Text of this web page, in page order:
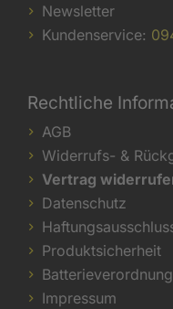
Newsletter
Kundenservice:
Rechtliche
AGB
Widerrufs- &
Vertrag
Datenschutz
Produktsicherheit
Batterieverordnung
Impressum